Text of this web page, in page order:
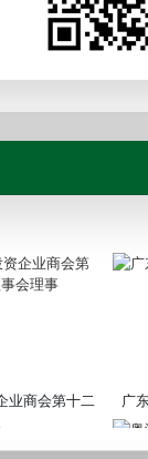
业商会第十二
广